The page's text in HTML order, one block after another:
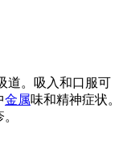
道。吸入和口服可
金属味和精神症状。